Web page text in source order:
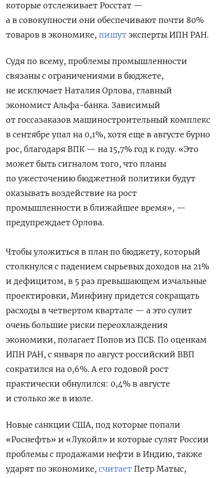
которые отслеживает Росстат —
а в совокупности они обеспечивают почти 80%
товаров в экономике, пишут эксперты ИПН РАН.
Судя по всему, проблемы промышленности
связаны с ограничениями в бюджете,
не исключает Наталия Орлова, главный
экономист Альфа-банка. Зависимый
от госсазаказов машиностроительный комплекс
в сентябре упал на 0,1%, хотя еще в августе бурно
рос, благодаря ВПК — на 15,7% год к году. «Это
может быть сигналом того, что планы
по ужесточению бюджетной политики будут
оказывать воздействие на рост
промышленности в ближайшее время», —
предупреждает Орлова.
Чтобы уложиться в план по бюджету, который
столкнулся с падением сырьевых доходов на 21%
и дефицитом, в 5 раз превышающем изчальные
проектировки, Минфину придется сокращать
расходы в четвертом квартале — а это сулит
очень большие риски переохлаждения
экономики, полагает Попов из ПСБ. По оценкам
ИПН РАН, с января по август российский ВВП
сократился на 0,6%. А его годовой рост
практически обнулился: 0,4% в августе
и столько же в июле.
Новые санкции США, под которые попали
«Роснефть» и «Лукойл» и которые сулят России
проблемы с продажами нефти в Индию, также
ударят по экономике, считает Петр Матыс,